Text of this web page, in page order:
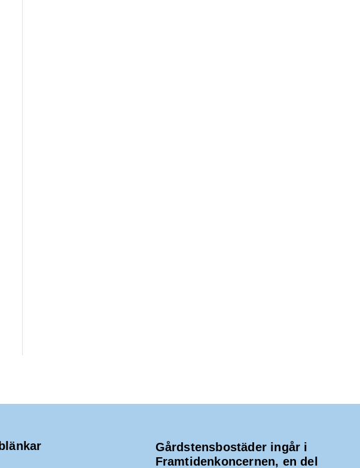
Gårdstensbostäder ingår i
Framtidenkoncernen, en del